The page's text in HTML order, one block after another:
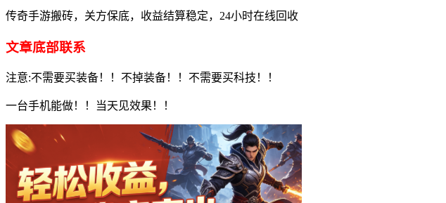
传奇手游搬砖，关方保底，收益结算稳定，24小时在线回收
文章底部联系
注意:不需要买装备！！不掉装备！！不需要买科技！！
一台手机能做！！当天见效果！！